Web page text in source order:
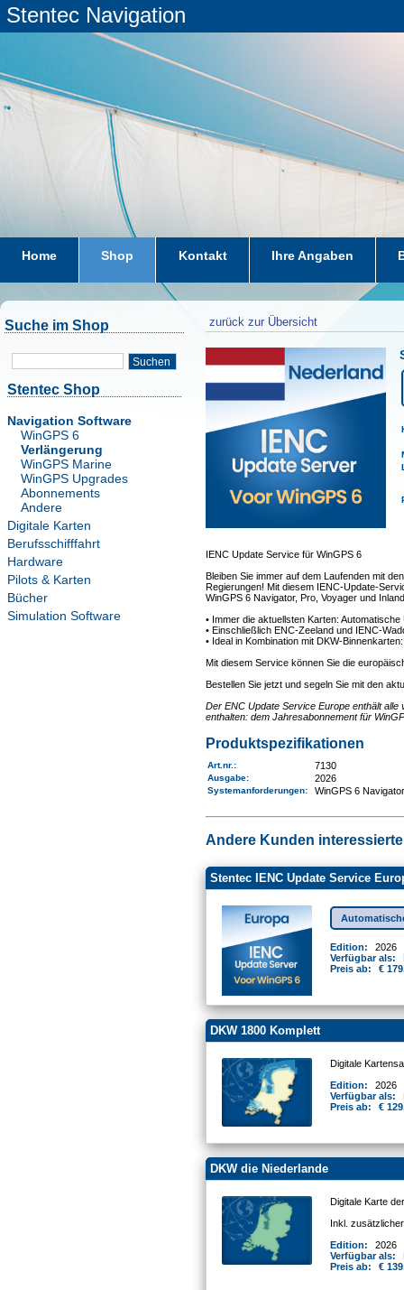
Stentec Navigation
Home Shop Kontakt Ihre Angaben
Suche im Shop
Suchen
Stentec Shop
Navigation Software
WinGPS 6
Verlängerung
WinGPS Marine
WinGPS Upgrades
Abonnements
Andere
Digitale Karten
Berufsschifffahrt
Hardware
Pilots & Karten
Bücher
Simulation Software
zurück zur Übersicht
IENC Update Service für WinGPS 6
Bleiben Sie immer auf dem Laufenden mit
Regierungen! Mit diesem IENC-Update-
WinGPS 6 Navigator, Pro, Voyager und
• Immer die aktuellsten Karten:
• Einschließlich ENC-Zeeland und IENC-
• Ideal in Kombination mit DKW-
Mit diesem Service können Sie die
Bestellen Sie jetzt und segeln Sie mit den
Der ENC Update Service Europe enthält
enthalten: dem Jahresabonnement für
Produktspezifikationen
Art.nr. : 7130
Ausgabe: 2026
Systemanforderungen: WinGPS 6
Andere Kunden
Stentec IENC Update Service
Edition:
2026
Verfügbar als:
Preis ab:
€
DKW 1800 Komplett
Digitale
Edition:
2026
Verfügbar als:
Preis ab:
€
DKW die Niederlande
Digitale Karte
Inkl.
Edition:
2026
Verfügbar als:
Preis ab:
€